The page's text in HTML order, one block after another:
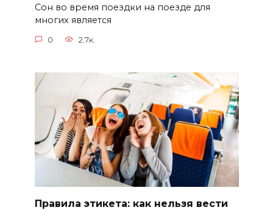
Сон во время поездки на поезде для
многих является
0 2.7к.
Правила этикета: как нельзя вести